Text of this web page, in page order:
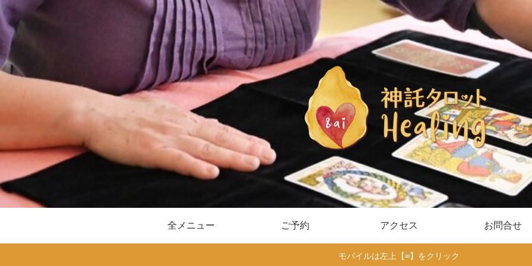
全メニュー ご予約 アクセス お問合せ
モバイルは左上【≡】をクリック